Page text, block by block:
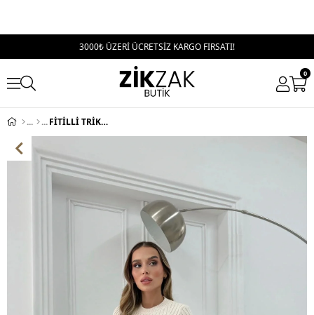
3000₺ ÜZERİ ÜCRETSİZ KARGO FIRSATI!
0
FİTİLLİ TRİKO ELBİSE KREM